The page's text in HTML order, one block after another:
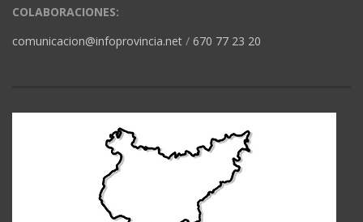
COLABORACIONES:
comunicacion@infoprovincia.net / 670 77 23 20